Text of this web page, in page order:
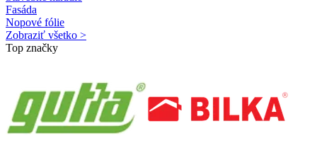
Fasáda
Nopové fólie
Zobraziť všetko >
Top značky